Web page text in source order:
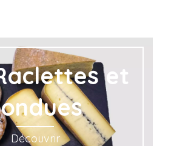
et
Découvrir